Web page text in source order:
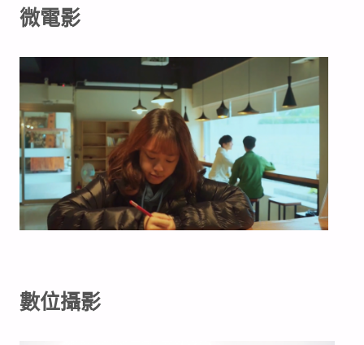
微電影
數位攝影